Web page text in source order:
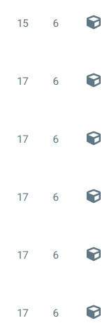
15 6
17 6
17 6
17 6
17 6
17 6